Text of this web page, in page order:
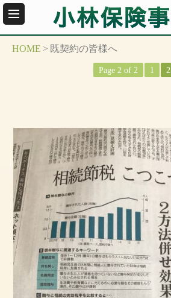
HOME > 既契約の皆様へ
Page 2 of 2 1 2